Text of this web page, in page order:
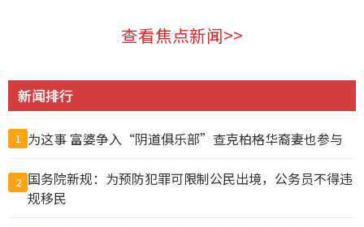
查看焦点新闻>>
新闻排行
1 为这事 富婆争入“阴道俱乐部”查克柏格华裔妻也参与
2 国务院新规：为预防犯罪可限制公民出境，公务员不得违
规移民